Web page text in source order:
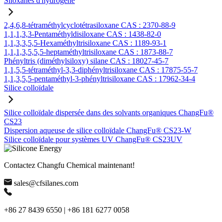
2,4,6,8-tétraméthylcyclotétrasiloxane CAS : 2370-88-9
1,1,1,3,3-Pentaméthyldisiloxane CAS : 1438-82-0
1,1,3,3,5,5-Hexaméthyltrisiloxane CAS : 1189-93-1
1,1,1,3,5,5,5-heptaméthyltrisiloxane CAS : 1873-88-7
Phényltris (diméthylsiloxy) silane CAS : 18027-45-7
1,1,5,5-tétraméthyl-3,3-diphényltrisiloxane CAS : 17875-55-7
1,1,3,5,5-pentaméthyl-3-phényltrisiloxane CAS : 17962-34-4
Silice colloïdale
Silice colloïdale dispersée dans des solvants organiques ChangFu®
CS23
Dispersion aqueuse de silice colloïdale ChangFu® CS23-W
Silice colloïdale pour systèmes UV ChangFu® CS23UV
Contactez Changfu Chemical maintenant!
sales@cfsilanes.com
+86 27 8439 6550 | +86 181 6277 0058